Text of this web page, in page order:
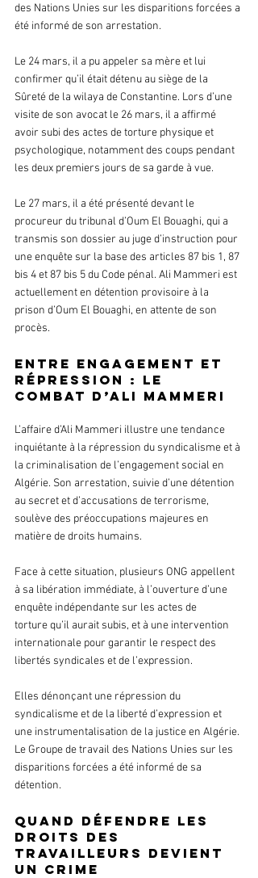
des Nations Unies sur les disparitions forcées a
été informé de son arrestation.
Le 24 mars, il a pu appeler sa mère et lui
confirmer qu’il était détenu au siège de la
Sûreté de la wilaya de Constantine. Lors d’une
visite de son avocat le 26 mars, il a affirmé
avoir subi des actes de torture physique et
psychologique, notamment des coups pendant
les deux premiers jours de sa garde à vue.
Le 27 mars, il a été présenté devant le
procureur du tribunal d’Oum El Bouaghi, qui a
transmis son dossier au juge d’instruction pour
une enquête sur la base des articles 87 bis 1, 87
bis 4 et 87 bis 5 du Code pénal. Ali Mammeri est
actuellement en détention provisoire à la
prison d’Oum El Bouaghi, en attente de son
procès.
Entre engagement et
répression : le
combat d’Ali Mammeri
L’affaire d’Ali Mammeri illustre une tendance
inquiétante à la répression du syndicalisme et à
la criminalisation de l’engagement social en
Algérie. Son arrestation, suivie d’une détention
au secret et d’accusations de terrorisme,
soulève des préoccupations majeures en
matière de droits humains.
Face à cette situation, plusieurs ONG appellent
à sa libération immédiate, à l’ouverture d’une
enquête indépendante sur les actes de
torture qu’il aurait subis, et à une intervention
internationale pour garantir le respect des
libertés syndicales et de l’expression.
Elles dénonçant une répression du
syndicalisme et de la liberté d’expression et
une instrumentalisation de la justice en Algérie.
Le Groupe de travail des Nations Unies sur les
disparitions forcées a été informé de sa
détention.
Quand défendre les
droits des
travailleurs devient
un crime